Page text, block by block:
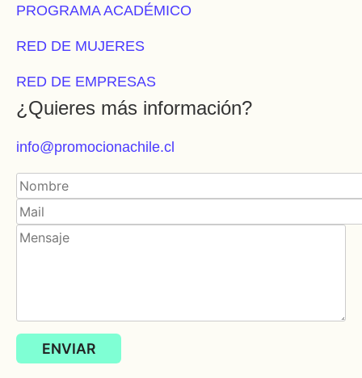
PROGRAMA ACADÉMICO
RED DE MUJERES
RED DE EMPRESAS
¿Quieres más información?
info@promocionachile.cl